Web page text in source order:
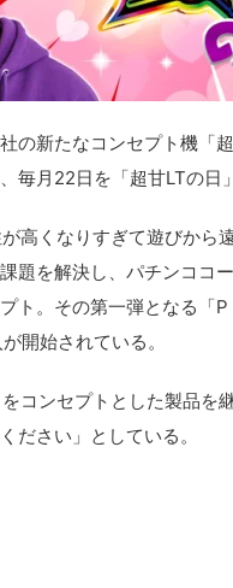
の新たなコンセプト機「
毎月22日を「超甘LTの日
が高くなりすぎて遊びか
題を解決し、パチンココ
ト。その第一弾となる「
開始されている。
コンセプトとした製品を
ださい」としている。